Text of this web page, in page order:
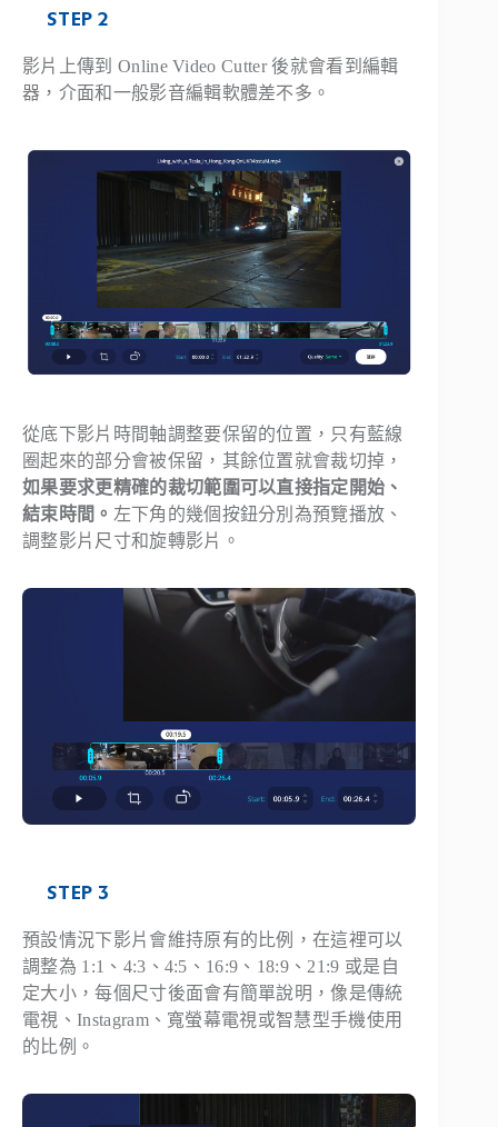
STEP 2
影片上傳到 Online Video Cutter 後就會看到編輯
器，介面和一般影音編輯軟體差不多。
從底下影片時間軸調整要保留的位置，只有藍線
圈起來的部分會被保留，其餘位置就會裁切掉，
如果要求更精確的裁切範圍可以直接指定開始、
結束時間。 左下角的幾個按鈕分別為預覽播放、
調整影片尺寸和旋轉影片。
STEP 3
預設情況下影片會維持原有的比例，在這裡可以
調整為 1:1、4:3、4:5、16:9、18:9、21:9 或是自
定大小，每個尺寸後面會有簡單說明，像是傳統
電視、Instagram、寬螢幕電視或智慧型手機使用
的比例。